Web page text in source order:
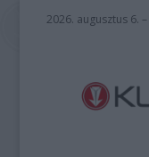
2026. augusztus 6.